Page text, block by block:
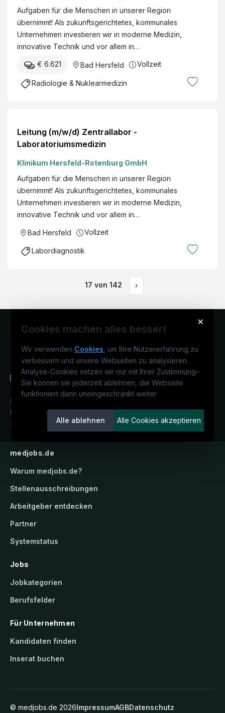
Aufgaben für die Menschen in unserer Region
übernimmt! Als zukunftsgerichtetes, kommunales
Unternehmen investieren wir in moderne Medizin,
innovative Technik und vor allem in…
€ 6.621 Bad Hersfeld Vollzeit
Radiologie & Nuklearmedizin
Leitung (m/w/d) Zentrallabor -
Laboratoriumsmedizin
Klinikum Hersfeld-Rotenburg GmbH
Aufgaben für die Menschen in unserer Region
übernimmt! Als zukunftsgerichtetes, kommunales
Unternehmen investieren wir in moderne Medizin,
innovative Technik und vor allem in…
Bad Hersfeld Vollzeit
Labordiagnostik
17 von 142 ›
×
Cookies machen alles besser!
Wir verwenden Cookies , um Ihre Nutzererfahrung zu
verbessern und unsere Webseiten zu analysieren.
Analyse-Cookies setzen wir nur mit Ihrer Zustimmung–
Sie können sie jederzeit ablehnen, die Webseite
funktioniert dann uneingeschränkt weiter
Alle ablehnen Alle Cookies akzeptieren
Deutschlands medizinisches
Karriereportal.Ein Service der
candidatis GmbH.
medjobs.de
Warum medjobs.de?
Stellenausschreibungen
Arbeitgeber entdecken
Partner
Systemstatus
Jobs
Jobkategorien
Berufsfelder
Für Unternehmen
Kandidaten finden
Inserat buchen
© medjobs.de 2026ImpressumAGBDatenschutz